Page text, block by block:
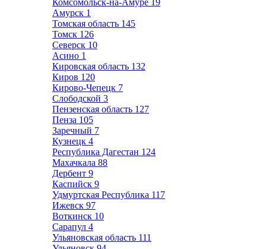
Комсомольск-на-Амуре 19
Амурск 1
Томская область 145
Томск 126
Северск 10
Асино 1
Кировская область 132
Киров 120
Кирово-Чепецк 7
Слободской 3
Пензенская область 127
Пенза 105
Заречный 7
Кузнецк 4
Республика Дагестан 124
Махачкала 88
Дербент 9
Каспийск 9
Удмуртская Республика 117
Ижевск 97
Воткинск 10
Сарапул 4
Ульяновская область 111